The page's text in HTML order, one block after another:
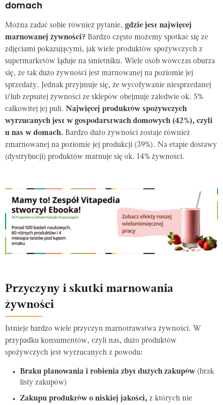
domach
Można zadać sobie również pytanie, gdzie jest najwięcej
marnowanej żywności? Bardzo często możemy spotkać się ze
zdjęciami pokazującymi, jak wiele produktów spożywczych z
supermarketów ląduje na śmietniku. Wiele osób wówczas oburza
się, że tak dużo żywności jest marnowanej na poziomie jej
sprzedaży. Jednak przyjmuje się, że wycofywanie niesprzedanej
i/lub zepsutej żywności ze sklepów obejmuje zaledwie ok. 5%
całkowitej jej puli. Najwięcej produktów spożywczych
wyrzucanych jest w gospodarstwach domowych (42%), czyli
u nas w domach. Bardzo dużo żywności zostaje również
zmarnowanej na poziomie jej produkcji (39%). Na etapie dostawy
(dystrybucji) produktów marnuje się ok. 14% żywności.
Przyczyny i skutki marnowania
żywności
Istnieje bardzo wiele przyczyn marnotrawstwa żywności. W
przypadku konsumentów, czyli nas, dużo produktów
spożywczych jest wyrzucanych z powodu:
Braku planowania i robienia zbyt dużych zakupów (brak
listy zakupów)
Zakupu produktów o niskiej jakości, z których nie